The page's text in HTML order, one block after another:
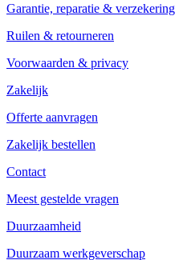
Garantie, reparatie & verzekering
Ruilen & retourneren
Voorwaarden & privacy
Zakelijk
Offerte aanvragen
Zakelijk bestellen
Contact
Meest gestelde vragen
Duurzaamheid
Duurzaam werkgeverschap